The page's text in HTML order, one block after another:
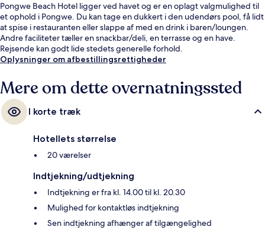
Pongwe Beach Hotel ligger ved havet og er en oplagt valgmulighed til
et ophold i Pongwe. Du kan tage en dukkert i den udendørs pool, få lidt
at spise i restauranten eller slappe af med en drink i baren/loungen.
Andre faciliteter tæller en snackbar/deli, en terrasse og en have.
Rejsende kan godt lide stedets generelle forhold.
Oplysninger om afbestillingsrettigheder
Mere om dette overnatningssted
I korte træk
Hotellets størrelse
20 værelser
Indtjekning/udtjekning
Indtjekning er fra kl. 14.00 til kl. 20.30
Mulighed for kontaktløs indtjekning
Sen indtjekning afhænger af tilgængelighed